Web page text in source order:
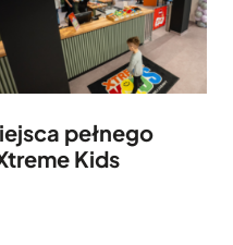
pełnego
Kids